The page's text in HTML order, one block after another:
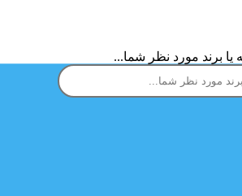
برند مورد نظر شما...